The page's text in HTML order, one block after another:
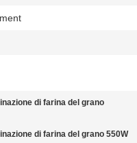
di farina del grano
di farina del grano 550W